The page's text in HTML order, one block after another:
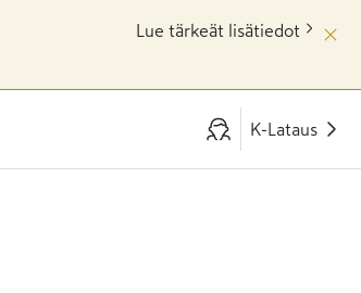
Lue tärkeät lisätiedot
K-Lataus